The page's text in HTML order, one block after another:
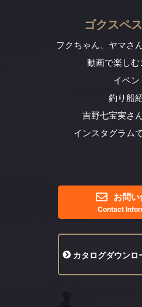
ゴクスペ
フクちゃん、ヤマさ
動画で楽し
イベン
釣り船
吉野七宝実さ
インスタグラム
お問
Contact
カタログダウンロ